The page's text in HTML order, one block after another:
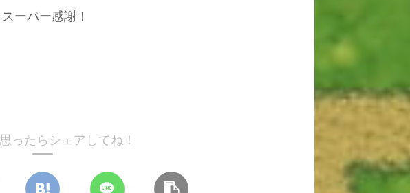
ーパー感謝！
ったらシェアしてね！